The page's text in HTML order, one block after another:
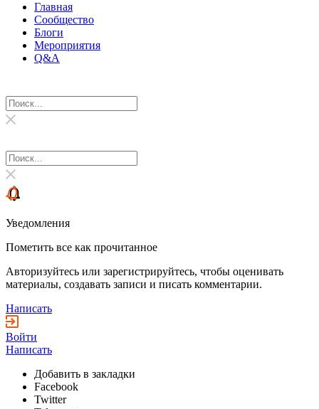
Главная
Сообщество
Блоги
Мероприятия
Q&A
Уведомления
Пометить все как прочитанное
Авторизуйтесь или зарегистрируйтесь, чтобы оценивать
материалы, создавать записи и писать комментарии.
Написать
Войти
Написать
Добавить в закладки
Facebook
Twitter